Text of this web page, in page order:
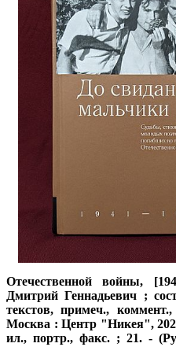
Отечественной войны,
Дмитрий Геннадьевич ;
текстов, примеч.,
Москва : Центр "Никея",
ил., портр., факс. ; 21. -